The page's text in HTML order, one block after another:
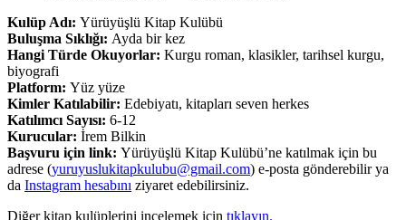
Kulüp Adı: Yürüyüşlü Kitap Kulübü
Buluşma Sıklığı: Ayda bir kez
Hangi Türde Okuyorlar: Kurgu roman, klasikler, tarihsel kurgu,
biyografi
Platform: Yüz yüze
Kimler Katılabilir: Edebiyatı, kitapları seven herkes
Katılımcı Sayısı: 6-12
Kurucular: İrem Bilkin
Başvuru için link: Yürüyüşlü Kitap Kulübü’ne katılmak için bu
adrese (yuruyuslukitapkulubu@gmail.com) e-posta gönderebilir ya
da Instagram hesabını ziyaret edebilirsiniz.
Diğer kitap kulüplerini incelemek için tıklayın.